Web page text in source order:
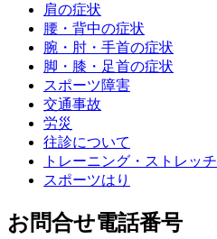
肩の症状
腰・背中の症状
腕・肘・手首の症状
脚・膝・足首の症状
スポーツ障害
交通事故
労災
往診について
トレーニング・ストレッチ
スポーツはり
お問合せ電話番号